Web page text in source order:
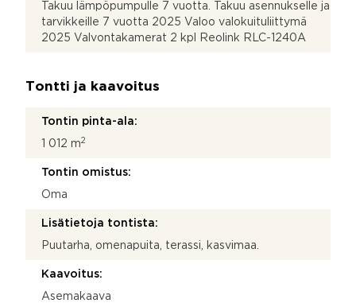
Takuu lämpöpumpulle 7 vuotta. Takuu asennukselle ja
tarvikkeille 7 vuotta 2025 Valoo valokuituliittymä
2025 Valvontakamerat 2 kpl Reolink RLC-1240A
Tontti ja kaavoitus
Tontin pinta-ala:
1 012 m2
Tontin omistus:
Oma
Lisätietoja tontista:
Puutarha, omenapuita, terassi, kasvimaa.
Kaavoitus:
Asemakaava